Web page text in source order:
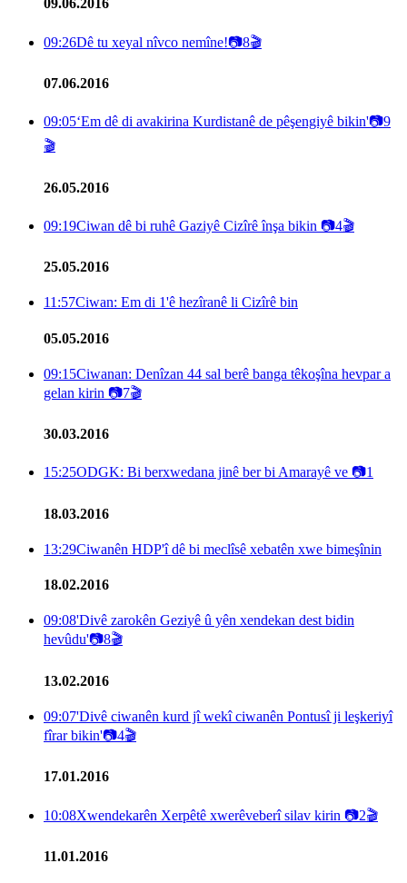
09.06.2016
09:26Dê tu xeyal nîvco nemîne!📷8🎬
07.06.2016
09:05‘Em dê di avakirina Kurdistanê de pêşengiyê bikin'📷9
🎬
26.05.2016
09:19Ciwan dê bi ruhê Gaziyê Cizîrê înşa bikin 📷4🎬
25.05.2016
11:57Ciwan: Em di 1'ê hezîranê li Cizîrê bin
05.05.2016
09:15Ciwanan: Denîzan 44 sal berê banga têkoşîna hevpar a
gelan kirin 📷7🎬
30.03.2016
15:25ODGK: Bi berxwedana jinê ber bi Amarayê ve 📷1
18.03.2016
13:29Ciwanên HDP'î dê bi meclîsê xebatên xwe bimeşînin
18.02.2016
09:08'Divê zarokên Geziyê û yên xendekan dest bidin
hevûdu'📷8🎬
13.02.2016
09:07'Divê ciwanên kurd jî wekî ciwanên Pontusî ji leşkeriyî
fîrar bikin'📷4🎬
17.01.2016
10:08Xwendekarên Xerpêtê xwerêveberî silav kirin 📷2🎬
11.01.2016